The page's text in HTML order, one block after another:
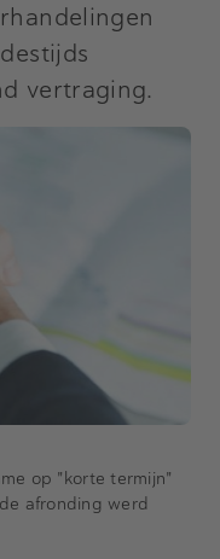
vertraging.
op "korte termijn"
afronding werd